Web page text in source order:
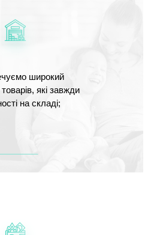
широкий
які завжди
на складі;